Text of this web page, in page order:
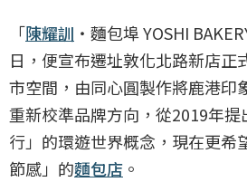
「陳耀訓 ・麵包埠 YOSHI
日，便宣布遷址敦化北路新店正
市空間，由同心圓製作將鹿港印
重新校準品牌方向，從2019年
行」的環遊世界概念，現在更希
節感」的麵包店 。